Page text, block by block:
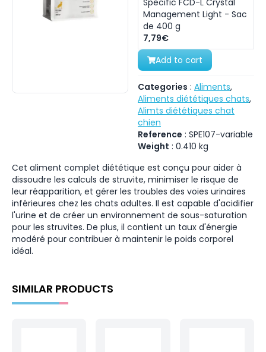
Specific FCD-L Crystal
Management Light - Sac
de 400 g
7,79€
Add to cart
Categories : Aliments,
Aliments diététiques chats,
Alimts diététiques chat
chien
Reference : SPE107-variable
Weight : 0.410 kg
Cet aliment complet diététique est conçu pour aider à
dissoudre les calculs de struvite, minimiser le risque de
leur réapparition, et gérer les troubles des voies urinaires
inférieures chez les chats adultes. Il est capable d'acidifier
l'urine et de créer un environnement de sous-saturation
pour les struvites. De plus, il contient un taux d'énergie
modéré pour contribuer à maintenir le poids corporel
idéal.
SIMILAR PRODUCTS